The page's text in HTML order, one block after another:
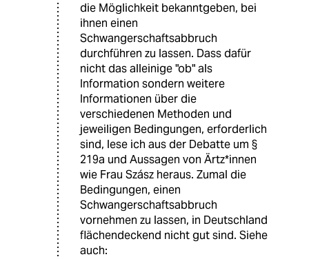
die Möglichkeit bekanntgeben, bei
ihnen einen
Schwangerschaftsabbruch
durchführen zu lassen. Dass dafür
nicht das alleinige "ob" als
Information sondern weitere
Informationen über die
verschiedenen Methoden und
jeweiligen Bedingungen, erforderlich
sind, lese ich aus der Debatte um §
219a und Aussagen von Ärtz*innen
wie Frau Szász heraus. Zumal die
Bedingungen, einen
Schwangerschaftsabbruch
vornehmen zu lassen, in Deutschland
flächendeckend nicht gut sind. Siehe
auch: